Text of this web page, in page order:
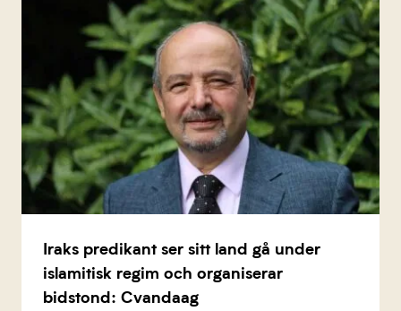
Iraks predikant ser sitt land gå under
islamitisk regim och organiserar
bidstond: Cvandaag